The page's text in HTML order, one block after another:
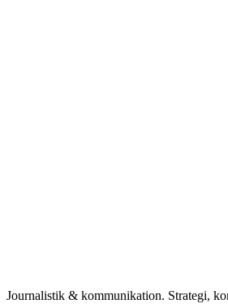
Journalistik & kommunikation. Strategi,